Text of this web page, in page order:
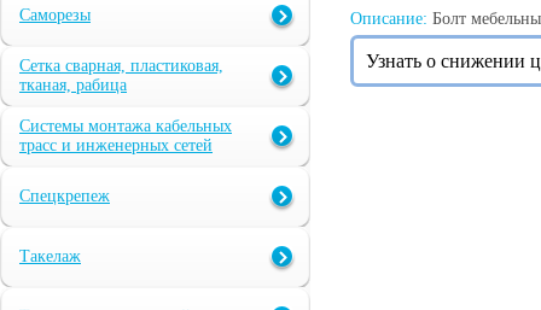
Саморезы
Сетка сварная, пластиковая,
тканая, рабица
Системы монтажа кабельных
трасс и инженерных сетей
Спецкрепеж
Такелаж
Описание: Болт
Узнать о снижении